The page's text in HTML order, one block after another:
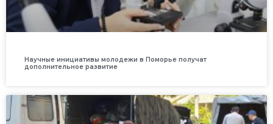
Научные инициативы молодежи в Поморье получат
дополнительное развитие